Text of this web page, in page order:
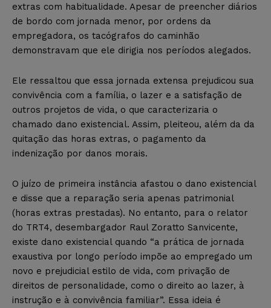
extras com habitualidade. Apesar de preencher diários
de bordo com jornada menor, por ordens da
empregadora, os tacógrafos do caminhão
demonstravam que ele dirigia nos períodos alegados.
Ele ressaltou que essa jornada extensa prejudicou sua
convivência com a família, o lazer e a satisfação de
outros projetos de vida, o que caracterizaria o
chamado dano existencial. Assim, pleiteou, além da da
quitação das horas extras, o pagamento da
indenização por danos morais.
O juízo de primeira instância afastou o dano existencial
e disse que a reparação seria apenas patrimonial
(horas extras prestadas). No entanto, para o relator
do TRT4, desembargador Raul Zoratto Sanvicente,
existe dano existencial quando “a prática de jornada
exaustiva por longo período impõe ao empregado um
novo e prejudicial estilo de vida, com privação de
direitos de personalidade, como o direito ao lazer, à
instrução e à convivência familiar”. Essa ideia é